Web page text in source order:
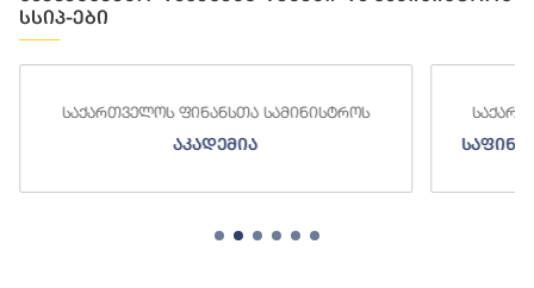
სსიპ-ები
საქართველოს ფინანსთა სამინისტროს
აკადემია